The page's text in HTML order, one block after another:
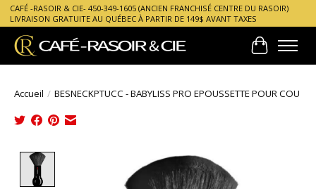
CAFÉ -RASOIR & CIE- 450-349-1605 (ANCIEN FRANCHISÉ CENTRE DU RASOIR)
LIVRAISON GRATUITE AU QUÉBEC À PARTIR DE 149$ AVANT TAXES
Panier
Accueil / BESNECKPTUCC - BABYLISS PRO EPOUSSETTE POUR COU
Product image slideshow Items